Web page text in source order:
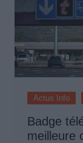
Actus Info
Badge
meilleure